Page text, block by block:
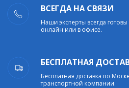
ВСЕГДА НА СВЯЗИ
Наши эксперты всегда
онлайн или в офисе.
БЕСПЛАТНАЯ
Бесплатная доставка по
транспортной компании.